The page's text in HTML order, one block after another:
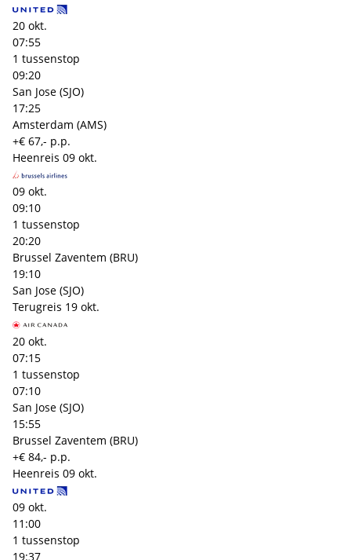
20 okt.
07:55
1 tussenstop
09:20
San Jose (SJO)
17:25
Amsterdam (AMS)
+€ 67,- p.p.
Heenreis 09 okt.
09 okt.
09:10
1 tussenstop
20:20
Brussel Zaventem (BRU)
19:10
San Jose (SJO)
Terugreis 19 okt.
20 okt.
07:15
1 tussenstop
07:10
San Jose (SJO)
15:55
Brussel Zaventem (BRU)
+€ 84,- p.p.
Heenreis 09 okt.
09 okt.
11:00
1 tussenstop
19:37